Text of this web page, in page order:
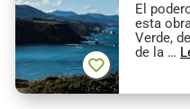
El
esta
Verde,
de la …